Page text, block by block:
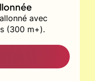
avec
(300 m+).